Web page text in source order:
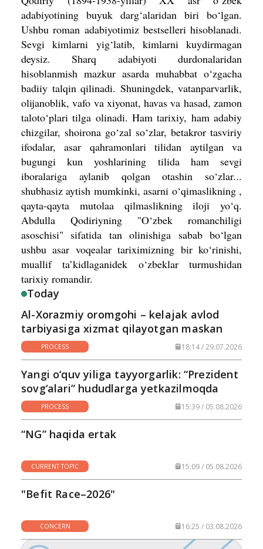
adabiyotining buyuk darg‘alaridan biri bo‘lgan.
Ushbu roman adabiyotimiz bestselleri hisoblanadi.
Sevgi kimlarni yig‘latib, kimlarni kuydirmagan
deysiz. Sharq adabiyoti durdonalaridan
hisoblanmish mazkur asarda muhabbat o‘zgacha
badiiy talqin qilinadi. Shuningdek, vatanparvarlik,
olijanoblik, vafo va xiyonat, havas va hasad, zamon
taloto‘plari tilga olinadi. Ham tarixiy, ham adabiy
chizgilar, shoirona go‘zal so‘zlar, betakror tasviriy
ifodalar, asar qahramonlari tilidan aytilgan va
bugungi kun yoshlarining tilida ham sevgi
iboralariga aylanib qolgan otashin so‘zlar...
shubhasiz aytish mumkinki, asarni o‘qimaslikning ,
qayta-qayta mutolaa qilmaslikning iloji yo‘q.
Abdulla Qodiriyning "O‘zbek romanchiligi
asoschisi" sifatida tan olinishiga sabab bo‘lgan
ushbu asar voqealar tariximizning bir ko‘rinishi,
muallif ta’kidlaganidek o‘zbeklar turmushidan
tarixiy romandir.
Today
Al-Xorazmiy oromgohi – kelajak avlod
tarbiyasiga xizmat qilayotgan maskan
PROCESS 18:14 / 29.07.2026
Yangi o‘quv yiliga tayyorgarlik: “Prezident
sovg‘alari” hududlarga yetkazilmoqda
PROCESS 15:39 / 05.08.2026
“NG” haqida ertak
CURRENT TOPIC 15:09 / 05.08.2026
"Befit Race–2026"
CONCERN 16:25 / 03.08.2026